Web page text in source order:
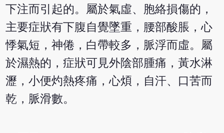
下注而引起的。屬於氣虛、胞絡損傷的，
主要症狀有下腹自覺墜重，腰部酸脹，心
悸氣短，神倦，白帶較多，脈浮而虛。屬
於濕熱的，症狀可見外陰部腫痛，黃水淋
瀝，小便灼熱疼痛，心煩，自汗、口苦而
乾，脈滑數。